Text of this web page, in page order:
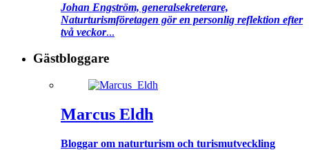
Johan Engström, generalsekreterare,
Naturturismföretagen gör en personlig reflektion efter
två veckor...
Gästbloggare
Marcus Eldh
Bloggar om naturturism och turismutveckling